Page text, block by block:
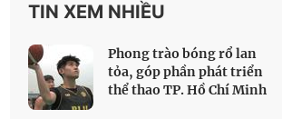
TIN XEM NHIỀU
Phong trào bóng rổ lan
tỏa, góp phần phát triển
thể thao TP. Hồ Chí Minh